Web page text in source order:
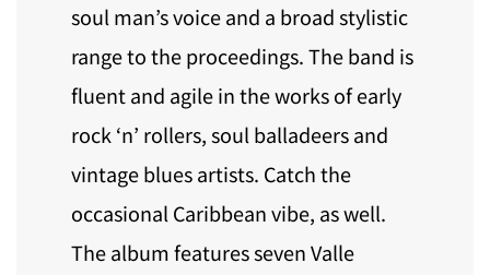
soul man’s voice and a broad stylistic
range to the proceedings. The band is
fluent and agile in the works of early
rock ‘n’ rollers, soul balladeers and
vintage blues artists. Catch the
occasional Caribbean vibe, as well.
The album features seven Valle